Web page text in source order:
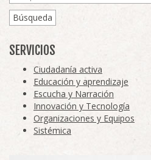
Búsqueda
SERVICIOS
Ciudadanía activa
Educación y aprendizaje
Escucha y Narración
Innovación y Tecnología
Organizaciones y Equipos
Sistémica